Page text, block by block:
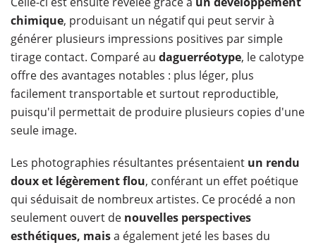
chimique, produisant un négatif qui peut servir à
générer plusieurs impressions positives par simple
tirage contact. Comparé au daguerréotype, le calotype
offre des avantages notables : plus léger, plus
facilement transportable et surtout reproductible,
puisqu'il permettait de produire plusieurs copies d'une
seule image.
Les photographies résultantes présentaient un rendu
doux et légèrement flou, conférant un effet poétique
qui séduisait de nombreux artistes. Ce procédé a non
seulement ouvert de nouvelles perspectives
esthétiques, maisa également jeté les bases du